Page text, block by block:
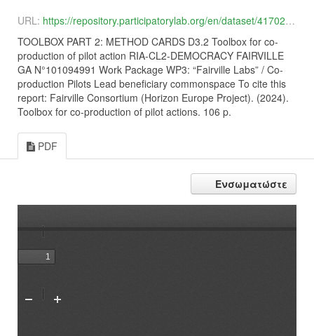
URL: https://repository.participatorylab.org/en/dataset/417027c5-c3f3-4b23-89b4-1c03348ec9a9/resource/34f5d7cd-913b-4704-b1cb-dd4e3a11340c/download/feedback-session.pdf
TOOLBOX PART 2: METHOD CARDS D3.2 Toolbox for co-
production of pilot action RIA-CL2-DEMOCRACY FAIRVILLE
GA N°101094991 Work Package WP3: “Fairville Labs” / Co-
production Pilots Lead beneficiary commonspace To cite this
report: Fairville Consortium (Horizon Europe Project). (2024).
Toolbox for co-production of pilot actions. 106 p.
PDF
Ενσωματώστε